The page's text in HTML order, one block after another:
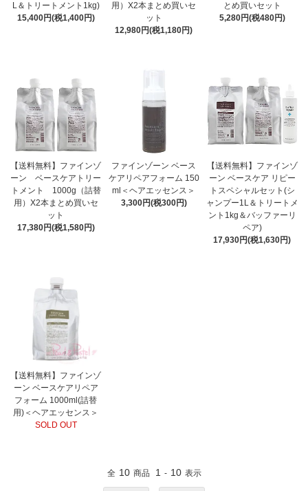
L＆トリートメント1kg)
15,400円(税1,400円)
用）X2本まとめ買いセ
ット
12,980円(税1,180円)
とめ買いセット
5,280円(税480円)
【送料無料】ファインゾ
ーン ベースケアトリー
トメント 1000g（詰替
用）X2本まとめ買いセ
ット
17,380円(税1,580円)
ファインゾーン ベース
ケアリペアフォーム 150
ml＜ヘアエッセンス＞
3,300円(税300円)
【送料無料】ファインゾ
ーン ベースケア リピー
トスペシャルセット(シ
ャンプー1L＆トリートメ
ント1kg＆バッファーリ
ペア)
17,930円(税1,630円)
【送料無料】ファインゾ
ーン ベースケアリペア
フォーム 1000ml(詰替
用)＜ヘアエッセンス＞
SOLD OUT
全 10 商品 1 - 10 表示